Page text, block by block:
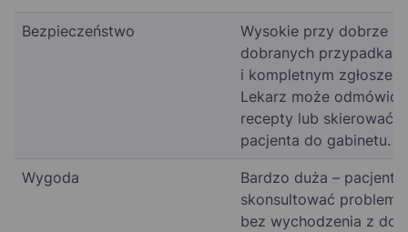
Bezpieczeństwo
Wysokie przy dobrze
dobranych przypadkach
i kompletnym
Lekarz może odmówić
recepty lub skierować
pacjenta do gabinetu.
Wygoda
Bardzo duża – pacjent
skonsultować problem
bez wychodzenia z